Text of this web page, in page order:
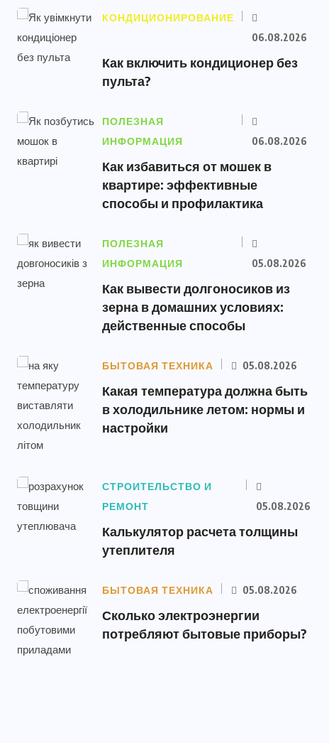
КОНДИЦИОНИРОВАНИЕ
06.08.2026
Как включить кондиционер без
пульта?
ПОЛЕЗНАЯ
ИНФОРМАЦИЯ
06.08.2026
Как избавиться от мошек в
квартире: эффективные
способы и профилактика
ПОЛЕЗНАЯ
ИНФОРМАЦИЯ
05.08.2026
Как вывести долгоносиков из
зерна в домашних условиях:
действенные способы
БЫТОВАЯ ТЕХНИКА 05.08.2026
Какая температура должна быть
в холодильнике летом: нормы и
настройки
СТРОИТЕЛЬСТВО И
РЕМОНТ
05.08.2026
Калькулятор расчета толщины
утеплителя
БЫТОВАЯ ТЕХНИКА 05.08.2026
Сколько электроэнергии
потребляют бытовые приборы?